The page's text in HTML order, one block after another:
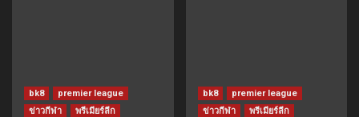
bk8
premier league
ข่าวกีฬา
พรีเมียร์ลีก
bk8
premier league
ข่าวกีฬา
พรีเมียร์ลีก